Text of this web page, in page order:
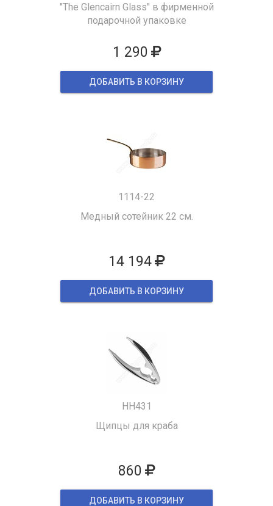
"The Glencairn Glass" в фирменной
подарочной упаковке
1 290
ДОБАВИТЬ В КОРЗИНУ
1114-22
Медный сотейник 22 см.
14 194
ДОБАВИТЬ В КОРЗИНУ
HH431
Щипцы для краба
860
ДОБАВИТЬ В КОРЗИНУ